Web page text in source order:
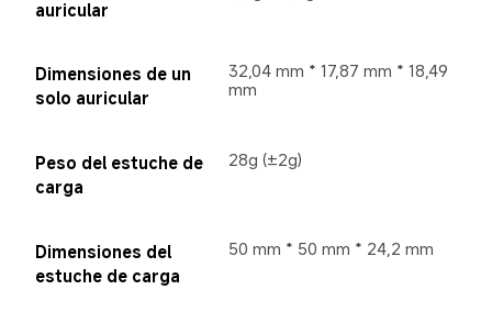
auricular
Dimensiones de un
solo auricular
32,04 mm * 17,87 mm * 18,49
mm
Peso del estuche de
carga
28g (±2g)
Dimensiones del
estuche de carga
50 mm * 50 mm * 24,2 mm